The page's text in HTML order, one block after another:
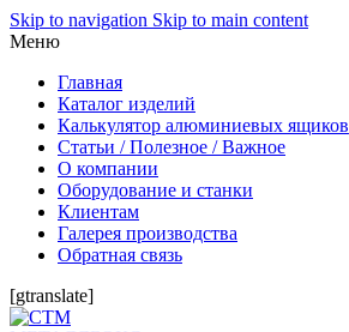
Skip to navigation Skip to main content
Меню
Главная
Каталог изделий
Калькулятор алюминиевых ящиков
Статьи / Полезное / Важное
О компании
Оборудование и станки
Клиентам
Галерея производства
Обратная связь
[gtranslate]